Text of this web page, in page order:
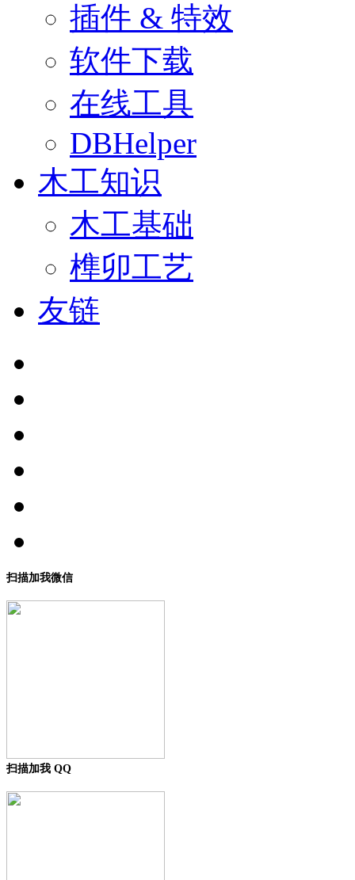
插件 & 特效
软件下载
在线工具
DBHelper
木工知识
木工基础
榫卯工艺
友链
扫描加我微信
扫描加我 QQ